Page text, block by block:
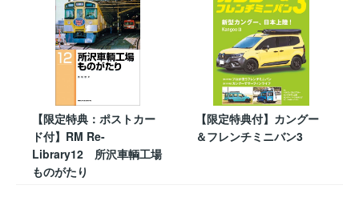
【限定特典：ポストカー
ド付】RM Re-
Library12 所沢車輌工場
ものがたり
【限定特典付】カングー
＆フレンチミニバン3